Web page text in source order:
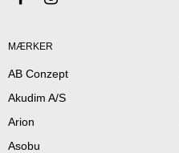
MÆRKER
AB Conzept
Akudim A/S
Arion
Asobu